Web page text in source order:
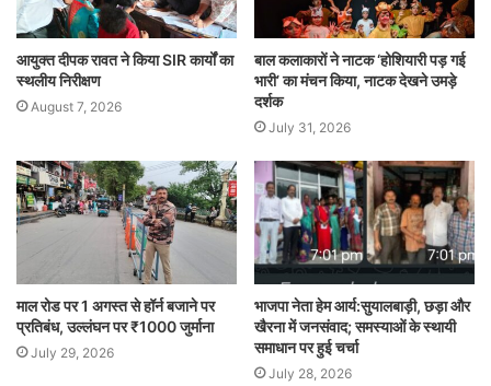
आयुक्त दीपक रावत ने किया SIR कार्यों का
स्थलीय निरीक्षण
August 7, 2026
बाल कलाकारों ने नाटक ‘होशियारी पड़ गई
भारी’ का मंचन किया, नाटक देखने उमड़े
दर्शक
July 31, 2026
माल रोड पर 1 अगस्त से हॉर्न बजाने पर
प्रतिबंध, उल्लंघन पर ₹1000 जुर्माना
July 29, 2026
भाजपा नेता हेम आर्य:सुयालबाड़ी, छड़ा और
खैरना में जनसंवाद; समस्याओं के स्थायी
समाधान पर हुई चर्चा
July 28, 2026